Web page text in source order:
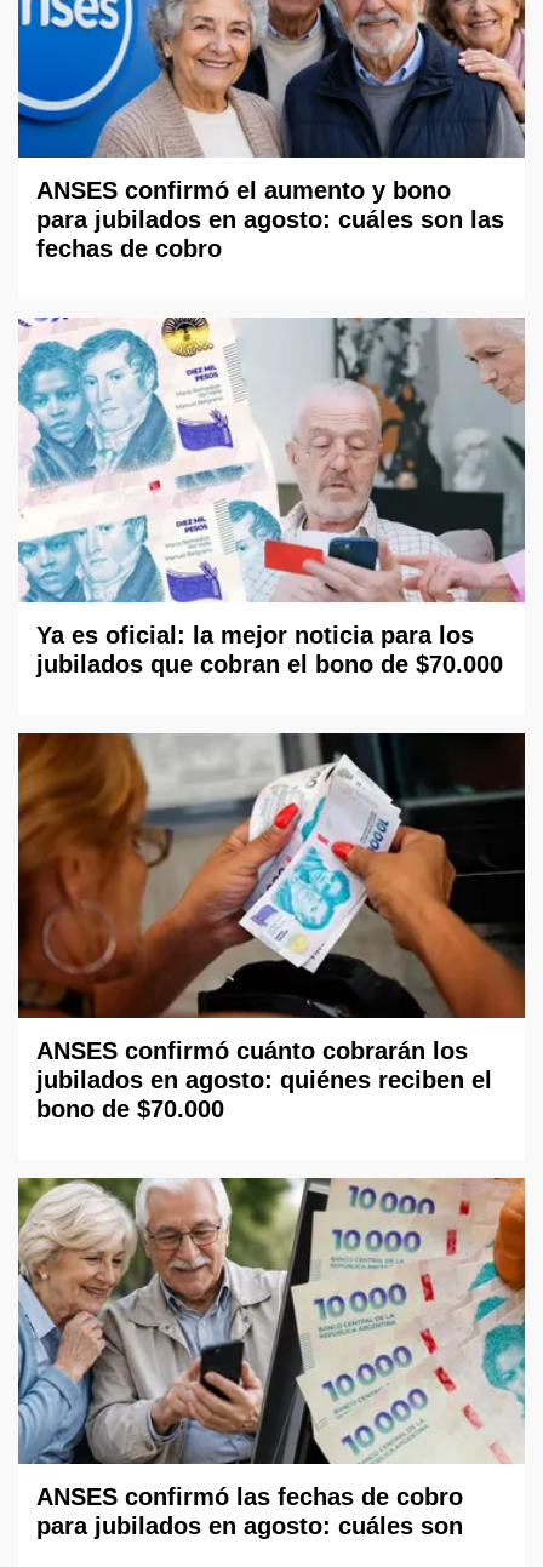
ANSES confirmó el aumento y bono
para jubilados en agosto: cuáles son las
fechas de cobro
Ya es oficial: la mejor noticia para los
jubilados que cobran el bono de $70.000
ANSES confirmó cuánto cobrarán los
jubilados en agosto: quiénes reciben el
bono de $70.000
ANSES confirmó las fechas de cobro
para jubilados en agosto: cuáles son